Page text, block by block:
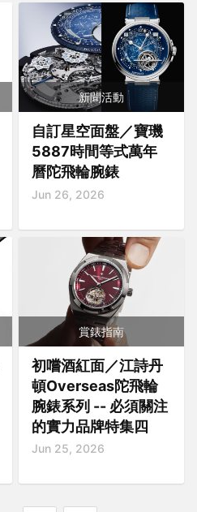
新聞活動
自訂星空面盤／寶璣
5887時間等式萬年
曆陀飛輪腕錶
Jun 26, 2026
賞錶指南
初嚐酒紅面／江詩丹
頓Overseas陀飛輪
腕錶系列 -- 必須關注
的實力品牌特集四
Jun 25, 2026